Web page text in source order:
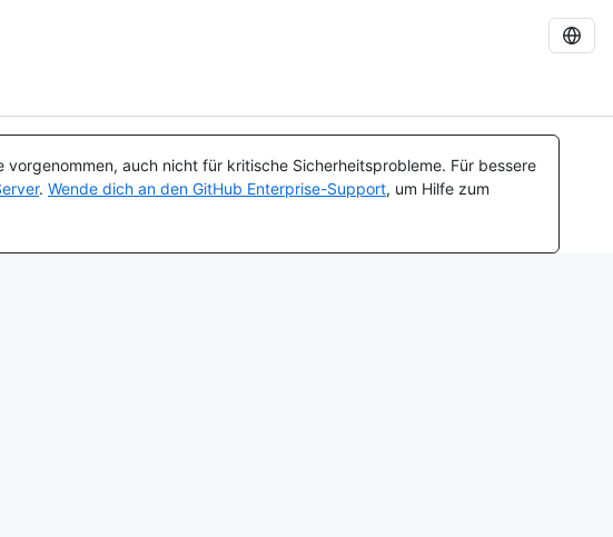
vorgenommen, auch nicht für kritische Sicherheitsprobleme. Für bessere
. Wende dich an den GitHub Enterprise-Support, um Hilfe zum